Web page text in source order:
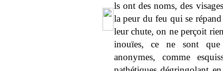
ls ont des noms, des
la peur du feu qui se
leur chute, on ne perçoit
inouïes, ce ne sont que
anonymes, comme